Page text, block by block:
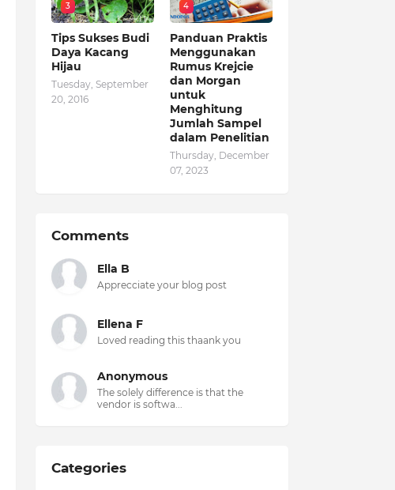
3
Tips Sukses Budi
Daya Kacang
Hijau
Tuesday, September
20, 2016
4
Panduan Praktis
Menggunakan
Rumus Krejcie
dan Morgan
untuk
Menghitung
Jumlah Sampel
dalam Penelitian
Thursday, December
07, 2023
Comments
Ella B
Apprecciate your blog post
Ellena F
Loved reading this thaank you
Anonymous
The solely difference is that the
vendor is softwa...
Categories